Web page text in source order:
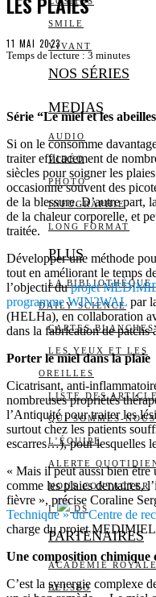
SMILE
VIVANT
NOS SÉRIES
MEDIAS
AUDIO
VIDÉO
PHOTO
INFOGRAPHIE
LONG FORMAT
PLUS
LA BIBLIOTHÈQUE
DAILY SCIENCE
CARTES BLANCHES
LES YEUX ET LES
OREILLES
LISTE DES
QUI SOMMES-
L’ÉQUIPE
ALERTE
NOUS CONTACTER
I DS
PARTENAIRES
ACADÉMIE ROYALE
BELSPO
11 MAI 2023
Temps de lecture : 3 minutes
Série “Le miel et les
Si on le consomme
traiter efficacement de
siècles pour soigner les
occasionne souvent des
de la blessure. D’autre part,
de la chaleur corporelle, et
traitée.
Développer une méthode
tout en améliorant le temps
l’objectif duprojet
programme WIN2WAL par
(HELHa), en collaboration
dans la fabrication de patchs
Porter le miel dans la plaie
Cicatrisant, anti-
nombreuses propriétés
l’Antiquité pour traiter les
surtout chez les patients
escarres…), pour lesquelles
« Mais il peut aussi bien être
comme les plaies dentaires,
fièvre », précise Coraline
Technique » du Centre de
charge du projet
Une composition chimique
C’est la synergie complexe